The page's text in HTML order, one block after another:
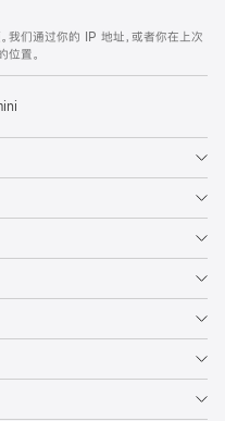
我们通过你的 IP 地址，或者你在上次
置。